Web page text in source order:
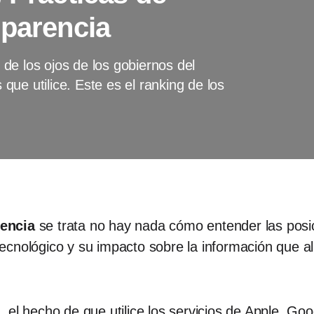
los ojos de los gobiernos del
utilice. Este es el ranking de los
se trata no hay nada cómo entender las
y su impacto sobre la información que